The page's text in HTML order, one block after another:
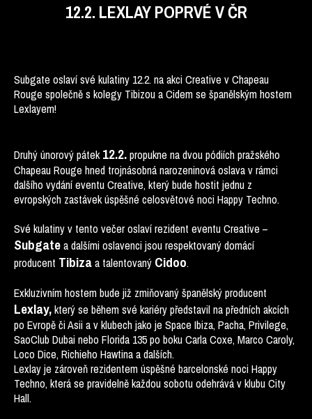
12.2. LEXLAY POPRVÉ V ČR
Subgate oslaví své kulatiny 12.2. na akci Creative v Chapeau
Rouge společně s kolegy Tibizou a Cidem se španělským hostem
Lexlayem!
Druhý únorový pátek12.2.propukne na dvou pódiích pražského
Chapeau Rouge hned trojnásobná narozeninová oslava v rámci
dalšího vydání eventu Creative, který bude hostit jednu z
evropských zastávek úspěšné celosvětové noci Happy Techno.
Své kulatiny v tento večer oslaví rezident eventu Creative –
Subgatea dalšími oslavenci jsou respektovaný domácí
producent Tibizaa talentovaný Cidoo.
Exkluzivním hostem bude již zmiňovaný španělský producent
Lexlay,který se během své kariéry představil na předních akcích
po Evropě či Asii a v klubech jako je Space Ibiza, Pacha, Privilege,
SaoClub Dubai nebo Florida 135 po boku Carla Coxe, Marco Caroly,
Loco Dice, Richieho Hawtina a dalších.
Lexlay je zároveň rezidentem úspěšné barcelonské noci Happy
Techno, která se pravidelně každou sobotu odehrává v klubu City
Hall.